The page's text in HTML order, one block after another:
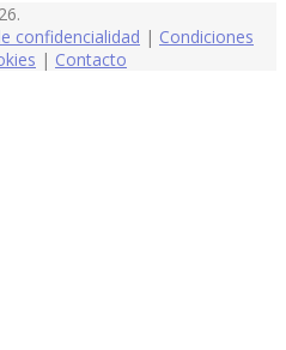
confidencialidad | Condiciones
| Contacto